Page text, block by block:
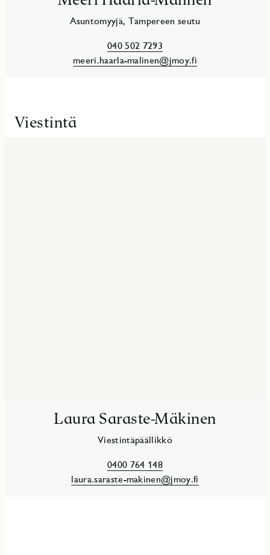
Asuntomyyjä, Tampereen seutu
040 502 7293
meeri.haarla-malinen@jmoy.fi
Viestintä
Laura Saraste-Mäkinen
Viestintäpäällikkö
0400 764 148
laura.saraste-makinen@jmoy.fi